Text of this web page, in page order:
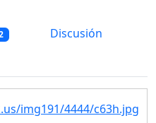
Discusión
img191/4444/c63h.jpg